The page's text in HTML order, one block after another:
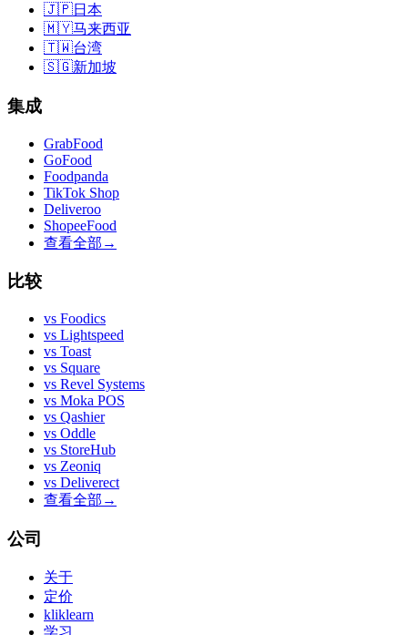
🇯🇵日本
🇲🇾马来西亚
🇹🇼台湾
🇸🇬新加坡
集成
GrabFood
GoFood
Foodpanda
TikTok Shop
Deliveroo
ShopeeFood
查看全部 →
比较
vs Foodics
vs Lightspeed
vs Toast
vs Square
vs Revel Systems
vs Moka POS
vs Qashier
vs Oddle
vs StoreHub
vs Zeoniq
vs Deliverect
查看全部 →
公司
关于
定价
kliklearn
学习